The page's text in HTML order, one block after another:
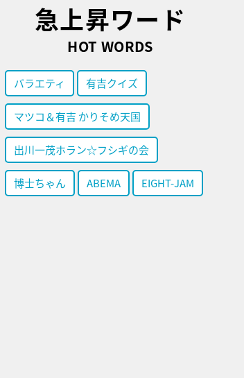
急上昇ワード
HOT WORDS
バラエティ 有吉クイズ
マツコ＆有吉 かりそめ天国
出川一茂ホラン☆フシギの会
博士ちゃん ABEMA EIGHT-JAM